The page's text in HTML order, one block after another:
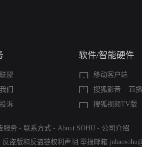
盟
们
诉
软件/智能硬件
移动客户端
搜狐影音
直
搜狐视频TV版
服务 - 联系方式 - About SOHU - 公司介绍
反盗版和反盗链权利声明 举报邮箱